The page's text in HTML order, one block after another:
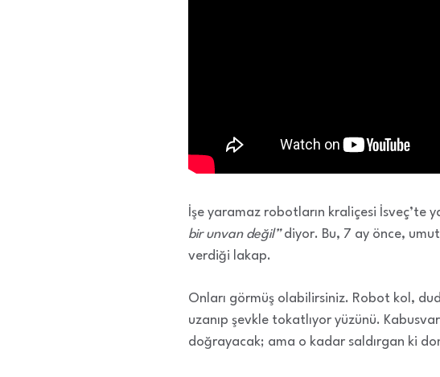
İşe yaramaz robotların kraliçesi İsveç’te
bir unvan değil”diyor. Bu, 7 ay önce,
verdiği lakap.
Onları görmüş olabilirsiniz. Robot kol,
uzanıp şevkle tokatlıyor yüzünü.
doğrayacak; ama o kadar saldırgan ki